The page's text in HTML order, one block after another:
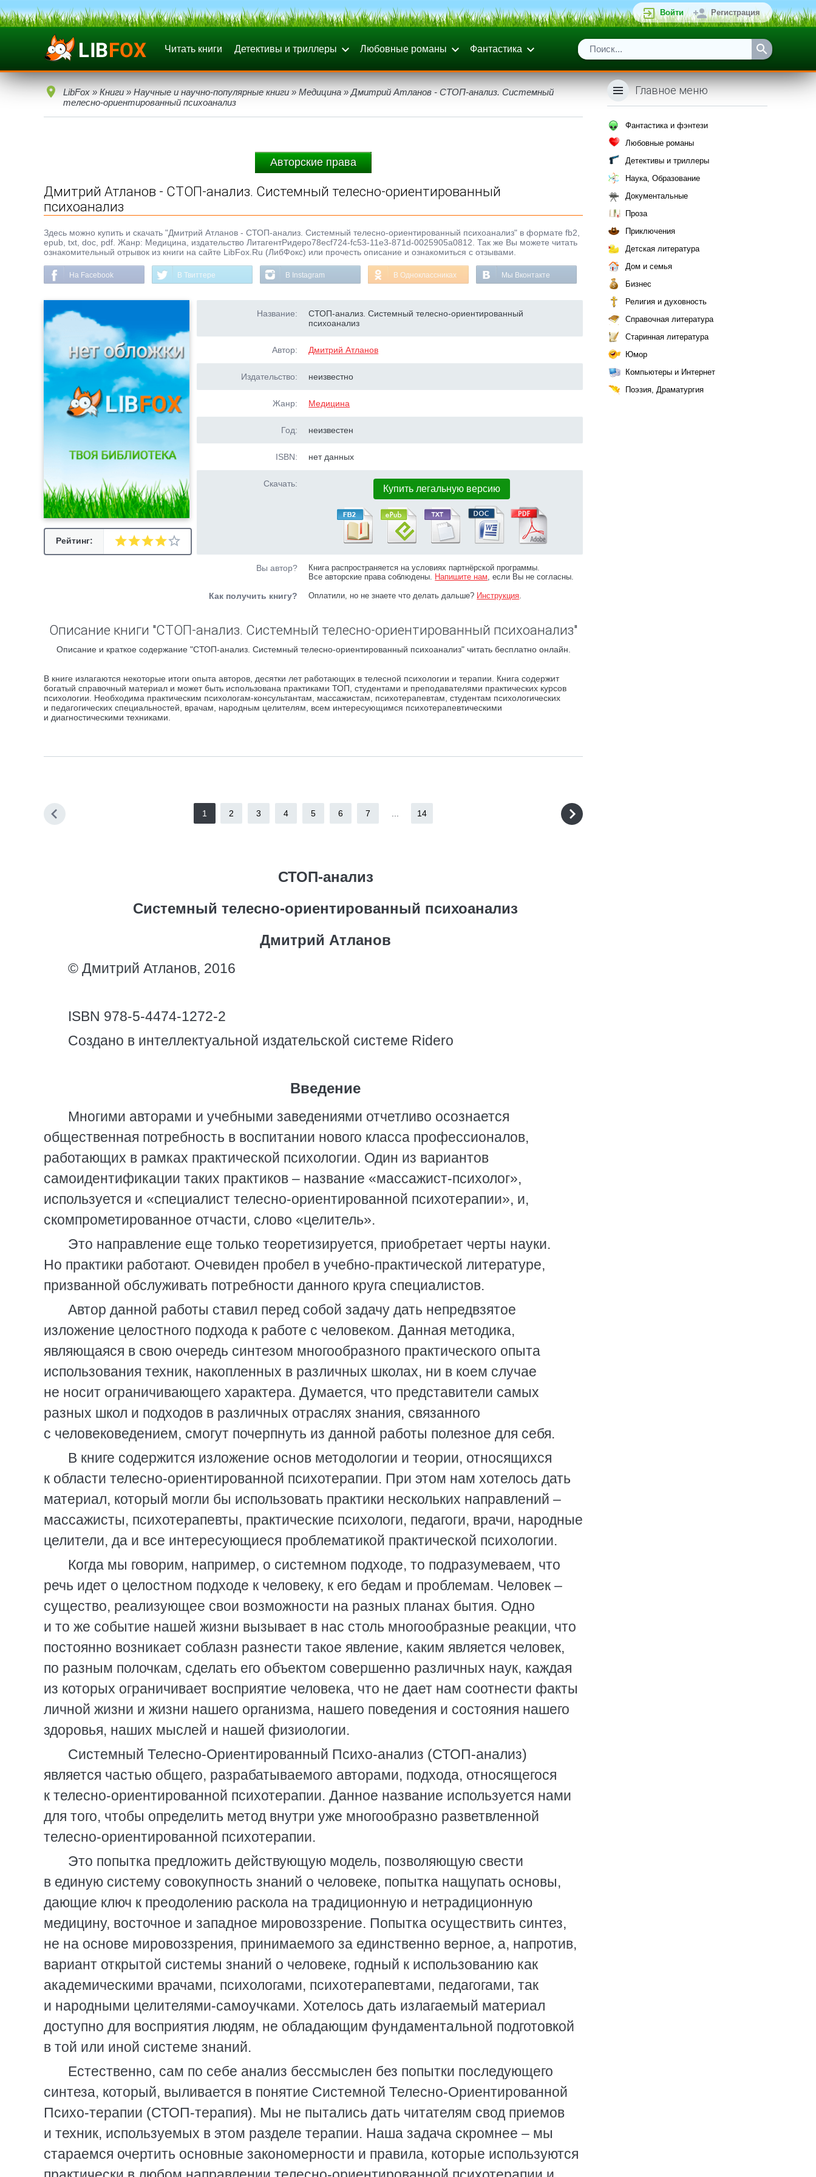
Войти Регистрация
Читать книги Детективы и триллеры Любовные романы Фантастика
LibFox » Книги » Научные и научно-популярные книги » Медицина » Дмитрий Атланов - СТОП-анализ. Системный
телесно-ориентированный психоанализ
Авторские права
Дмитрий Атланов - СТОП-анализ. Системный телесно-ориентированный
психоанализ
Здесь можно купить и скачать "Дмитрий Атланов - СТОП-анализ. Системный телесно-ориентированный психоанализ" в формате fb2,
epub, txt, doc, pdf. Жанр: Медицина, издательство ЛитагентРидеро78ecf724-fc53-11e3-871d-0025905a0812. Так же Вы можете читать
ознакомительный отрывок из книги на сайте LibFox.Ru (ЛибФокс) или прочесть описание и ознакомиться с отзывами.
На Facebook В Твиттере В Instagram В Одноклассниках Мы Вконтакте
Рейтинг:
Название:
СТОП-анализ. Системный телесно-ориентированный
психоанализ
Автор: Дмитрий Атланов
Издательство: неизвестно
Жанр: Медицина
Год: неизвестен
ISBN: нет данных
Скачать: Купить легальную версию
Вы автор?
Книга распространяется на условиях партнёрской программы.
Все авторские права соблюдены. Напишите нам, если Вы не согласны.
Как получить книгу? Оплатили, но не знаете что делать дальше? Инструкция.
Описание книги "СТОП-анализ. Системный телесно-ориентированный психоанализ"
Описание и краткое содержание "СТОП-анализ. Системный телесно-ориентированный психоанализ" читать бесплатно онлайн.
В книге излагаются некоторые итоги опыта авторов, десятки лет работающих в телесной психологии и терапии. Книга содержит
богатый справочный материал и может быть использована практиками ТОП, студентами и преподавателями практических курсов
психологии. Необходима практическим психологам-консультантам, массажистам, психотерапевтам, студентам психологических
и педагогических специальностей, врачам, народным целителям, всем интересующимся психотерапевтическими
и диагностическими техниками.
1 2 3 4 5 6 7 14
СТОП-анализ
Системный телесно-ориентированный психоанализ
Дмитрий Атланов
© Дмитрий Атланов, 2016
ISBN 978-5-4474-1272-2
Создано в интеллектуальной издательской системе Ridero
Введение
Многими авторами и учебными заведениями отчетливо осознается
общественная потребность в воспитании нового класса профессионалов,
работающих в рамках практической психологии. Один из вариантов
самоидентификации таких практиков – название «массажист-психолог»,
используется и «специалист телесно-ориентированной психотерапии», и,
скомпрометированное отчасти, слово «целитель».
Это направление еще только теоретизируется, приобретает черты науки.
Но практики работают. Очевиден пробел в учебно-практической литературе,
призванной обслуживать потребности данного круга специалистов.
Автор данной работы ставил перед собой задачу дать непредвзятое
изложение целостного подхода к работе с человеком. Данная методика,
являющаяся в свою очередь синтезом многообразного практического опыта
использования техник, накопленных в различных школах, ни в коем случае
не носит ограничивающего характера. Думается, что представители самых
разных школ и подходов в различных отраслях знания, связанного
с человековедением, смогут почерпнуть из данной работы полезное для себя.
В книге содержится изложение основ методологии и теории, относящихся
к области телесно-ориентированной психотерапии. При этом нам хотелось дать
материал, который могли бы использовать практики нескольких направлений –
массажисты, психотерапевты, практические психологи, педагоги, врачи, народные
целители, да и все интересующиеся проблематикой практической психологии.
Когда мы говорим, например, о системном подходе, то подразумеваем, что
речь идет о целостном подходе к человеку, к его бедам и проблемам. Человек –
существо, реализующее свои возможности на разных планах бытия. Одно
и то же событие нашей жизни вызывает в нас столь многообразные реакции, что
постоянно возникает соблазн разнести такое явление, каким является человек,
по разным полочкам, сделать его объектом совершенно различных наук, каждая
из которых ограничивает восприятие человека, что не дает нам соотнести факты
личной жизни и жизни нашего организма, нашего поведения и состояния нашего
здоровья, наших мыслей и нашей физиологии.
Системный Телесно-Ориентированный Психо-анализ (СТОП-анализ)
является частью общего, разрабатываемого авторами, подхода, относящегося
к телесно-ориентированной психотерапии. Данное название используется нами
для того, чтобы определить метод внутри уже многообразно разветвленной
телесно-ориентированной психотерапии.
Это попытка предложить действующую модель, позволяющую свести
в единую систему совокупность знаний о человеке, попытка нащупать основы,
дающие ключ к преодолению раскола на традиционную и нетрадиционную
медицину, восточное и западное мировоззрение. Попытка осуществить синтез,
не на основе мировоззрения, принимаемого за единственно верное, а, напротив,
вариант открытой системы знаний о человеке, годный к использованию как
академическими врачами, психологами, психотерапевтами, педагогами, так
и народными целителями-самоучками. Хотелось дать излагаемый материал
доступно для восприятия людям, не обладающим фундаментальной подготовкой
в той или иной системе знаний.
Естественно, сам по себе анализ бессмыслен без попытки последующего
синтеза, который, выливается в понятие Системной Телесно-Ориентированной
Психо-терапии (СТОП-терапия). Мы не пытались дать читателям свод приемов
и техник, используемых в этом разделе терапии. Наша задача скромнее – мы
стараемся очертить основные закономерности и правила, которые используются
Главное меню
Фантастика и фэнтези
Любовные романы
Детективы и триллеры
Наука, Образование
Документальные
Проза
Приключения
Детская литература
Дом и семья
Бизнес
Религия и духовность
Справочная литература
Старинная литература
Юмор
Компьютеры и Интернет
Поэзия, Драматургия